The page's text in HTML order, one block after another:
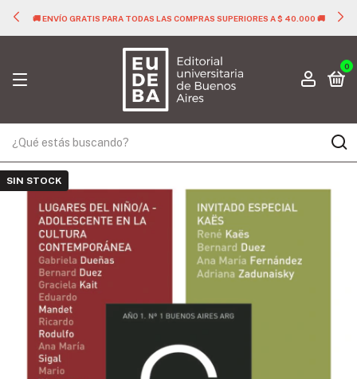
🚚 ENVÍO GRATIS PARA TODAS LAS COMPRAS SUPERIORES A $ 40.000 🚚
0
SIN STOCK